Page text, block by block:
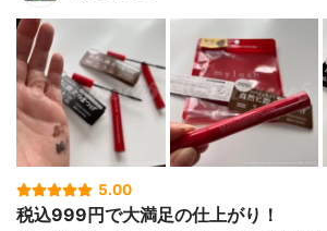
5.00
税込999円で大満足の仕上がり！